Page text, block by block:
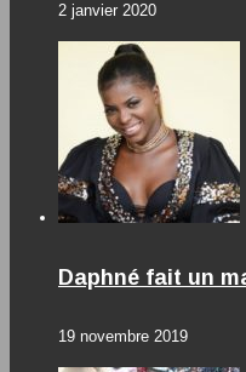
2 janvier 2020
Daphné fait un
19 novembre 2019